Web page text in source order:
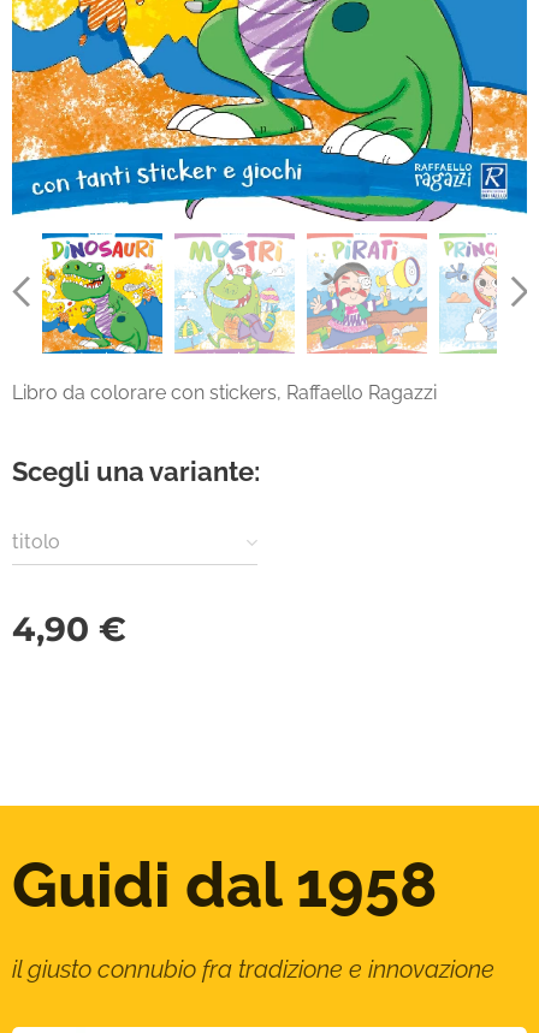
Libro da colorare con stickers, Raffaello Ragazzi
Scegli una variante:
titolo
4,90 €
Guidi dal 1958
il giusto connubio fra tradizione e innovazione